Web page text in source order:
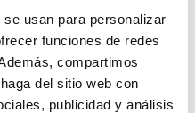
usan para personalizar
funciones de redes
compartimos
del sitio web con
publicidad y análisis